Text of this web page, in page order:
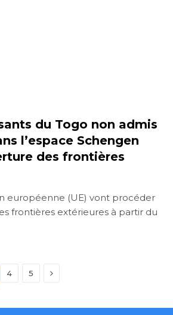
du Togo non admis
l’espace Schengen
des frontières
européenne (UE) vont procéder
frontières extérieures à partir du
4 5 Next